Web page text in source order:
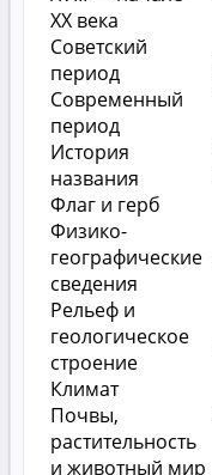
XX века
Советский
период
Современный
период
История
названия
Флаг и герб
Физико-
географические
сведения
Рельеф и
геологическое
строение
Климат
Почвы,
растительность
и животный мир